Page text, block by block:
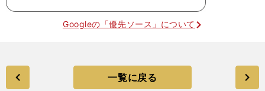
Googleの「優先ソース」について
一覧に戻る